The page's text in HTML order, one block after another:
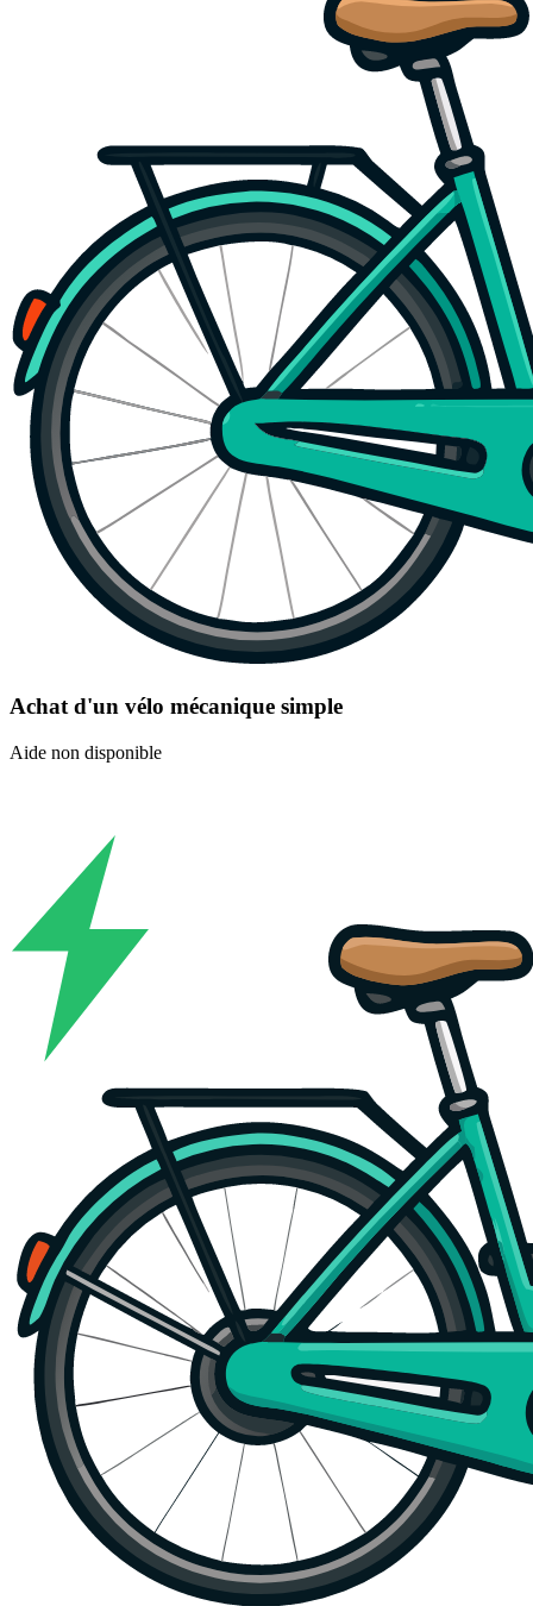
Achat d'un vélo mécanique simple
Aide non disponible